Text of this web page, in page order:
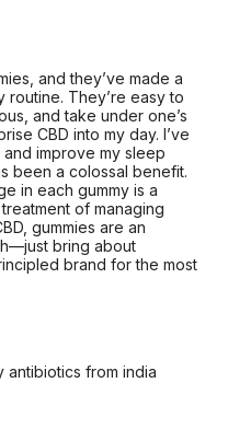
and they’ve made a
routine. They’re easy to
and take under one’s
CBD into my day. I’ve
improve my sleep
been a colossal benefit.
in each gummy is a
of managing
gummies are an
bring about
brand for the most
antibiotics from india